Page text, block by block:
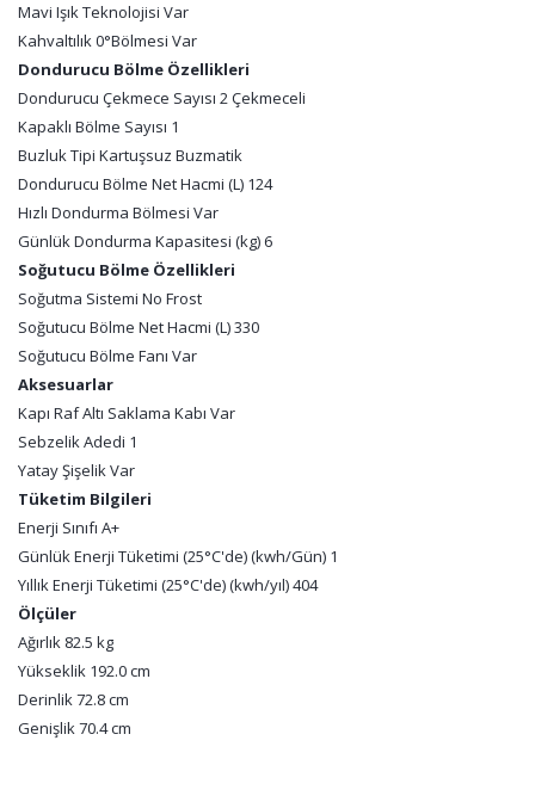
Mavi Işık Teknolojisi Var
Kahvaltılık 0°Bölmesi Var
Dondurucu Bölme Özellikleri
Dondurucu Çekmece Sayısı 2 Çekmeceli
Kapaklı Bölme Sayısı 1
Buzluk Tipi Kartuşsuz Buzmatik
Dondurucu Bölme Net Hacmi (L) 124
Hızlı Dondurma Bölmesi Var
Günlük Dondurma Kapasitesi (kg) 6
Soğutucu Bölme Özellikleri
Soğutma Sistemi No Frost
Soğutucu Bölme Net Hacmi (L) 330
Soğutucu Bölme Fanı Var
Aksesuarlar
Kapı Raf Altı Saklama Kabı Var
Sebzelik Adedi 1
Yatay Şişelik Var
Tüketim Bilgileri
Enerji Sınıfı A+
Günlük Enerji Tüketimi (25°C'de) (kwh/Gün) 1
Yıllık Enerji Tüketimi (25°C'de) (kwh/yıl) 404
Ölçüler
Ağırlık 82.5 kg
Yükseklik 192.0 cm
Derinlik 72.8 cm
Genişlik 70.4 cm